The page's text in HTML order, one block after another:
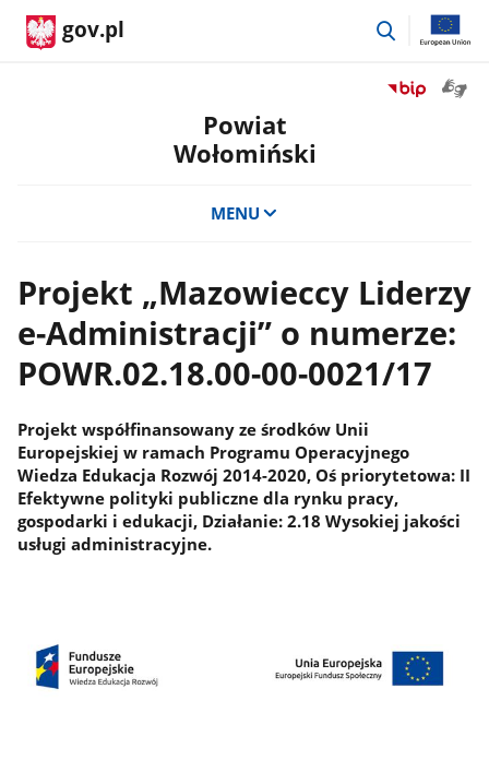
gov.pl
przejdź
Przejdź
Powiat
Wołomiński
MENU
Projekt „Mazowieccy Liderzy
e-Administracji” o numerze:
POWR.02.18.00-00-0021/17
Projekt współfinansowany ze środków Unii
Europejskiej w ramach Programu Operacyjnego
Wiedza Edukacja Rozwój 2014-2020, Oś priorytetowa: II
Efektywne polityki publiczne dla rynku pracy,
gospodarki i edukacji, Działanie: 2.18 Wysokiej jakości
usługi administracyjne.